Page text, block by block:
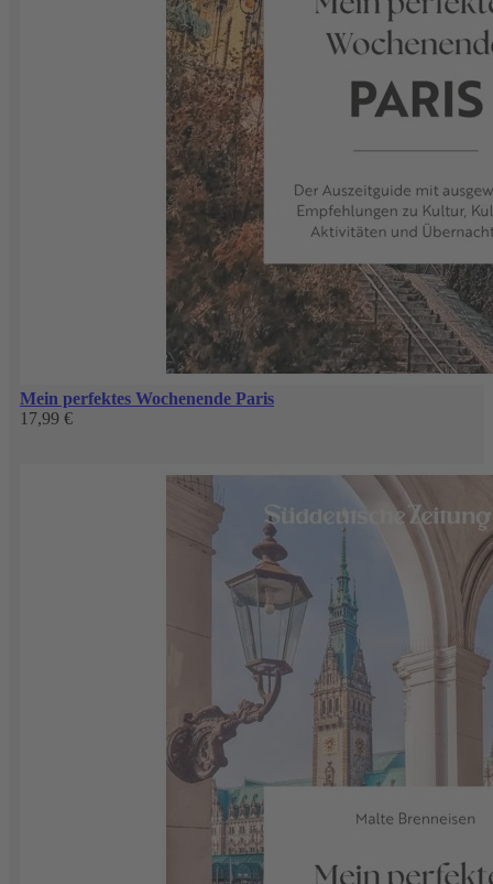
Mein perfektes Wochenende Paris
17,99 €